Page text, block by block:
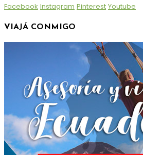
Facebook Instagram Pinterest Youtube
VIAJÁ CONMIGO